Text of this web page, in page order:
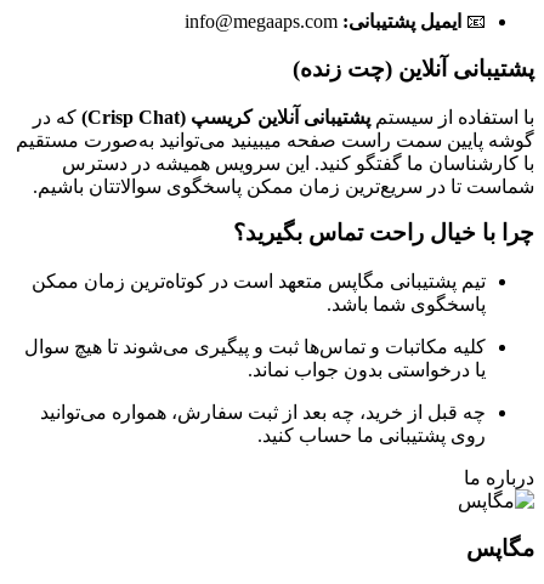
📧 ایمیل پشتیبانی: info@megaaps.com
پشتیبانی آنلاین (چت زنده)
با استفاده از سیستم پشتیبانی آنلاین کریسپ (Crisp Chat)
که در
گوشه پایین سمت راست صفحه میبینید می‌توانید به‌صورت مستقیم
با کارشناسان ما گفتگو کنید. این سرویس همیشه در دسترس
شماست تا در سریع‌ترین زمان ممکن پاسخگوی سوالاتتان باشیم.
چرا با خیال راحت تماس بگیرید؟
تیم پشتیبانی مگاپس متعهد است در کوتاه‌ترین زمان ممکن
پاسخگوی شما باشد.
کلیه مکاتبات و تماس‌ها ثبت و پیگیری می‌شوند تا هیچ سوال
یا درخواستی بدون جواب نماند.
چه قبل از خرید، چه بعد از ثبت سفارش، همواره می‌توانید
روی پشتیبانی ما حساب کنید.
درباره ما
مگاپس